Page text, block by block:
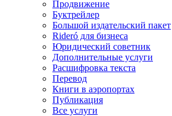
Продвижение
Буктрейлер
Большой издательский пакет
Rideró для бизнеса
Юридический советник
Дополнительные услуги
Расшифровка текста
Перевод
Книги в аэропортах
Публикация
Все услуги